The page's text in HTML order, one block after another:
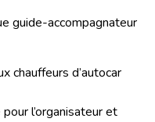
guide-accompagnateur
chauffeurs d’autocar
l’organisateur et